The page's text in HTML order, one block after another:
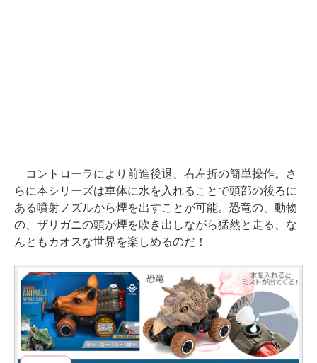
コントローラにより前進後退、右左折の簡単操作。さ
らに本シリーズは車体に水を入れることで頭部の後ろに
ある噴射ノズルから煙を出すことが可能。恐竜の、動物
の、ザリガニの頭が煙を吹き出しながら猛然と走る、な
んともカオスな世界を楽しめるのだ！